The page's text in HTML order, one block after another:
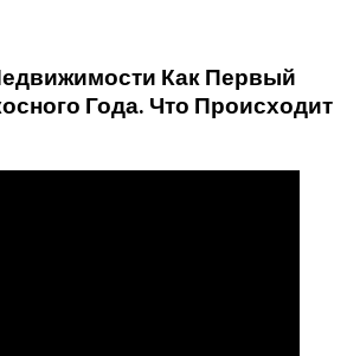
Как Первый
Года. Что Происходит